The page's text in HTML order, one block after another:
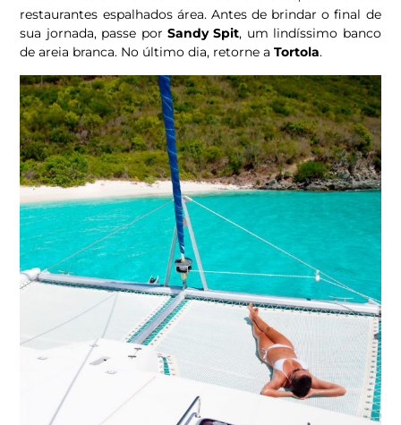
restaurantes espalhados área. Antes de brindar o final de
sua jornada, passe por Sandy Spit, um lindíssimo banco
de areia branca. No último dia, retorne aTortola.